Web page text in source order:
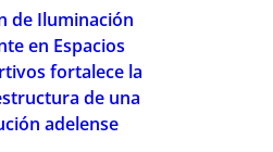
de Iluminación
en Espacios
fortalece la
de una
adelense